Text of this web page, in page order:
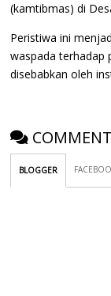
(kamtibmas) di
Peristiwa ini
waspada terhadap
disebabkan oleh
BLOGGER